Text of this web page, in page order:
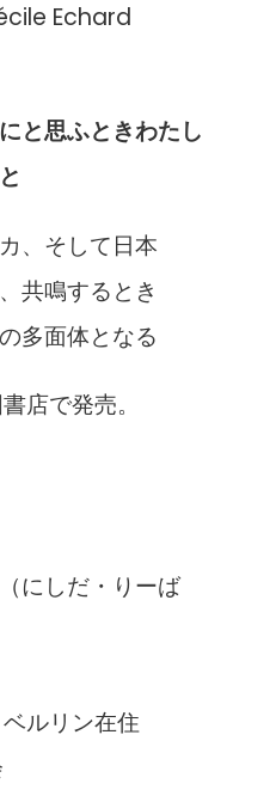
Echard
と思ふときわたし
、そして日本
共鳴するとき
多面体となる
店で発売。
にしだ・りーば
ルリン在住